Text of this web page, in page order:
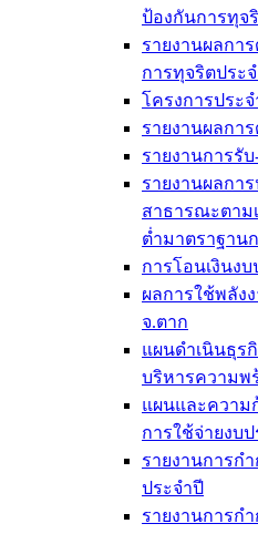
ป้องกันการทุจ
รายงานผลกา
การทุจริตประ
โครงการประ
รายงานผลกา
รายงานการรั
รายงานผลกา
สาธารณะตา
ต่ำมาตราฐาน
การโอนเงินง
ผลการใช้พลัง
จ.ตาก
แผนดำเนินธุร
บริหารความพ
แผนและความ
การใช้จ่ายงบ
รายงานการก
ประจำปี
รายงานการก